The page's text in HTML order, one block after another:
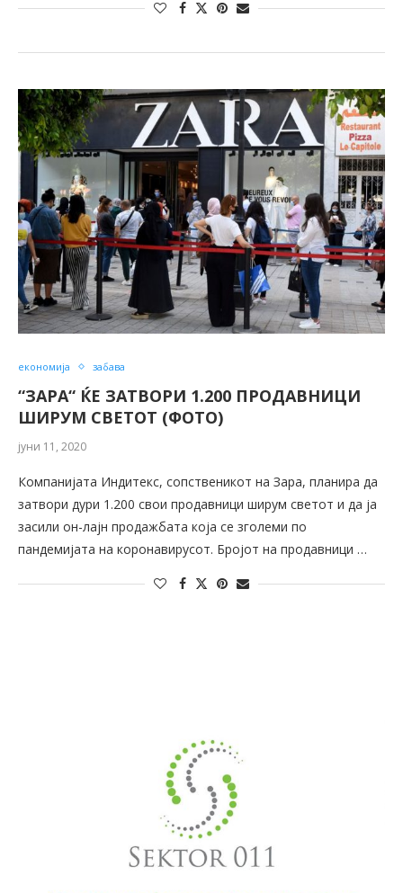
економија забава
“ЗАРА“ ЌЕ ЗАТВОРИ 1.200 ПРОДАВНИЦИ
ШИРУМ СВЕТОТ (ФОТО)
јуни 11, 2020
Компанијата Индитекс, сопственикот на Зара, планира да
затвори дури 1.200 свои продавници ширум светот и да ја
засили он-лајн продажбата која се зголеми по
пандемијата на коронавирусот. Бројот на продавници …